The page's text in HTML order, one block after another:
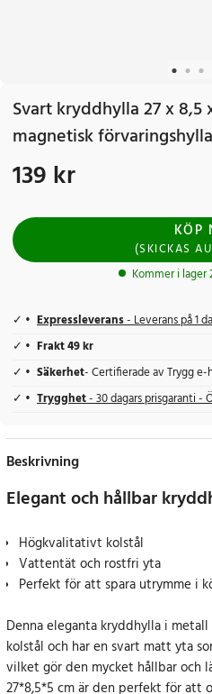
Svart kryddhylla 27 x
magnetisk
Pris:139 kr
139 kr
KÖP
(SKICKAS
Kommer i lager
Expressleverans- Leverans på 1
Frakt 49 kr
Säkerhet- Certifierade av Trygg e-
Trygghet- 30 dagars prisgaranti -
Beskrivning
Elegant och hållbar
Högkvalitativt kolstål
Vattentät och rostfri yta
Perfekt för att spara utrymme i
Denna eleganta kryddhylla i
kolstål och har en svart matt yta
vilket gör den mycket hållbar och
27*8,5*5 cm är den perfekt för att